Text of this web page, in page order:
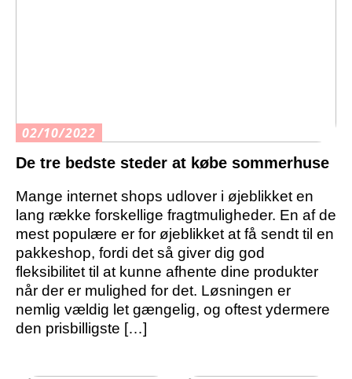
02/10/2022
De tre bedste steder at købe sommerhuse
Mange internet shops udlover i øjeblikket en
lang række forskellige fragtmuligheder. En af de
mest populære er for øjeblikket at få sendt til en
pakkeshop, fordi det så giver dig god
fleksibilitet til at kunne afhente dine produkter
når der er mulighed for det. Løsningen er
nemlig vældig let gængelig, og oftest ydermere
den prisbilligste […]